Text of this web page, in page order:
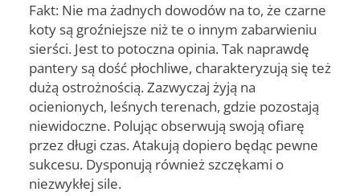
Fakt: Nie ma żadnych dowodów na to, że czarne
koty są groźniejsze niż te o innym zabarwieniu
sierści. Jest to potoczna opinia. Tak naprawdę
pantery są dość płochliwe, charakteryzują się też
dużą ostrożnością. Zazwyczaj żyją na
ocienionych, leśnych terenach, gdzie pozostają
niewidoczne. Polując obserwują swoją ofiarę
przez długi czas. Atakują dopiero będąc pewne
sukcesu. Dysponują również szczękami o
niezwykłej sile.